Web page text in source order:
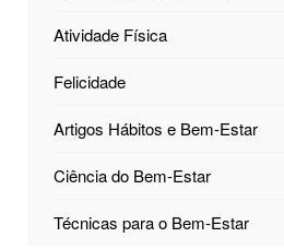
Atividade Física
Felicidade
Artigos Hábitos e Bem-Estar
Ciência do Bem-Estar
Técnicas para o Bem-Estar